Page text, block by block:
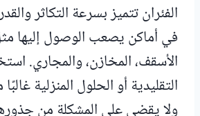
الفئران تتميز بسرعة التكاثر
في أماكن يصعب الوصول إليها
الأسقف، المخازن، والمجاري.
التقليدية أو الحلول المنزلية
ولا يقضي على المشكلة من